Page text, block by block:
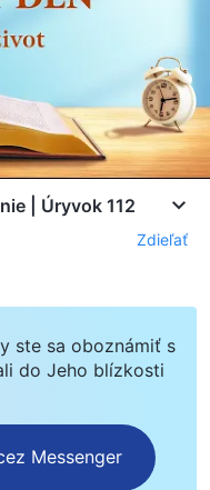
| Úryvok 112
Zdieľať
ste sa oboznámiť s
do Jeho blízkosti
Messenger